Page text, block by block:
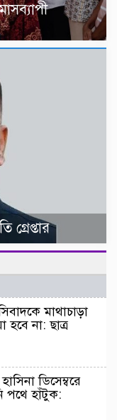
মাথাচাড়া
হবে না: ছাত্র
ডিসেম্বরে
পথে হাঁটুক: